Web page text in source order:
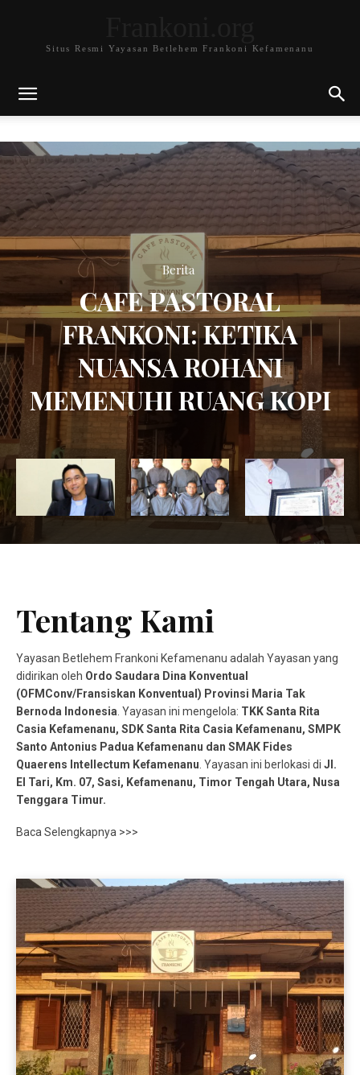
Situs Resmi Yayasan Betlehem Frankoni Kefamenanu
Berita
CAFE PASTORAL
FRANKONI: KETIKA
NUANSA ROHANI
MEMENUHI RUANG KOPI
Tentang Kami
Yayasan Betlehem Frankoni Kefamenanu adalah Yayasan yang
didirikan oleh Ordo Saudara Dina Konventual
(OFMConv/Fransiskan Konventual) Provinsi Maria Tak
Bernoda Indonesia . Yayasan ini mengelola: TKK Santa Rita
Casia Kefamenanu, SDK Santa Rita Casia Kefamenanu, SMPK
Santo Antonius Padua Kefamenanu dan SMAK Fides
Quaerens Intellectum Kefamenanu . Yayasan ini berlokasi di Jl.
El Tari, Km. 07, Sasi, Kefamenanu, Timor Tengah Utara, Nusa
Tenggara Timur.
Baca Selengkapnya >>>